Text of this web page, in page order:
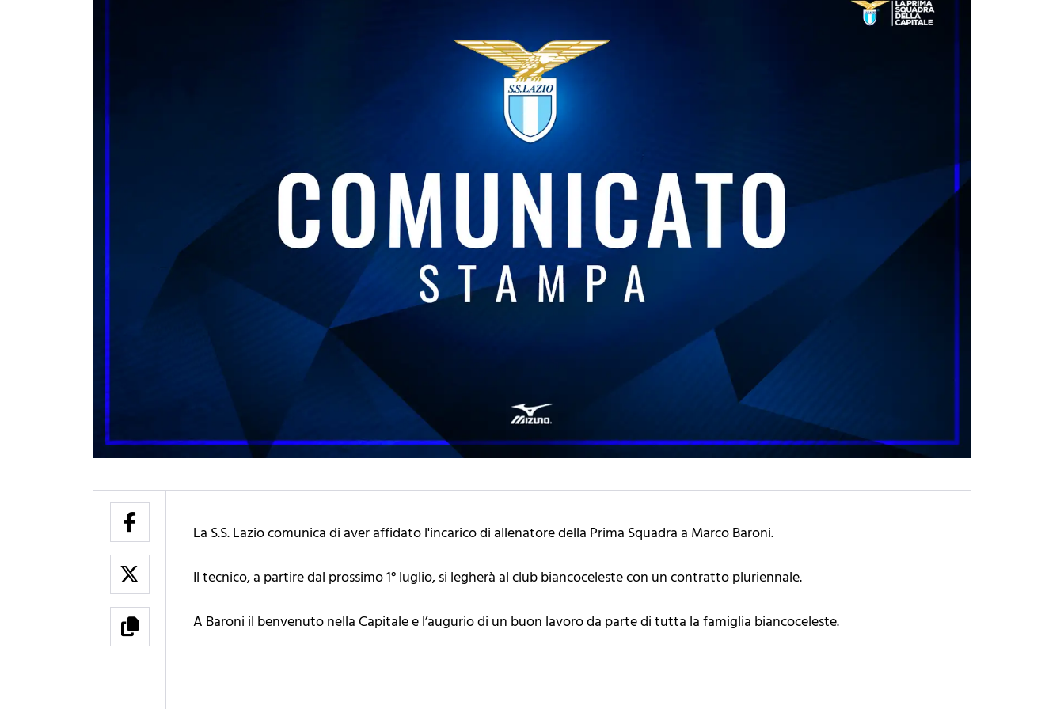
La S.S. Lazio comunica di aver affidato l'incarico di allenatore della Prima Squadra a Marco Baroni.
Il tecnico, a partire dal prossimo 1° luglio, si legherà al club biancoceleste con un contratto pluriennale.
A Baroni il benvenuto nella Capitale e l’augurio di un buon lavoro da parte di tutta la famiglia biancoceleste.